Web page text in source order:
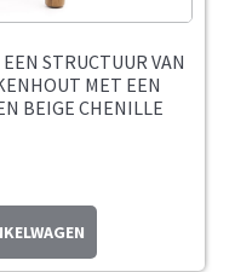
STRUCTUUR VAN
MET EEN
BEIGE CHENILLE